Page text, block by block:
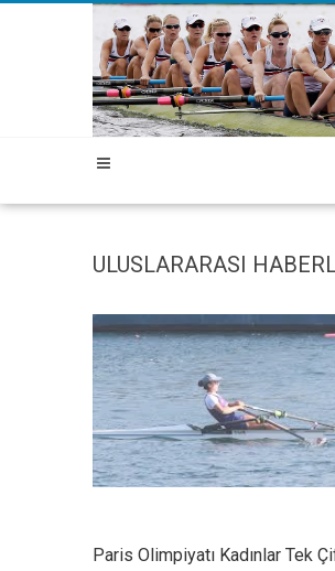
ULUSLARARASI
Paris Olimpiyatı Kadınlar Tek